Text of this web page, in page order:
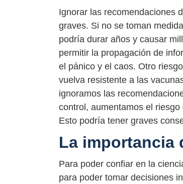
Ignorar las recomendaciones
graves. Si no se toman
podría durar años y causar
permitir la propagación de
el pánico y el caos. Otro
vuelva resistente a las
ignoramos las
control, aumentamos el
Esto podría tener graves
La importancia
Para poder confiar en la
para poder tomar decisiones